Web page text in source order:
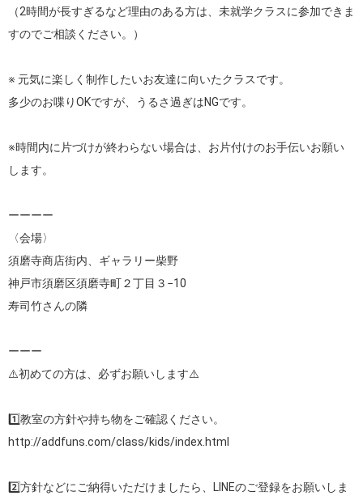
（2時間が長すぎるなど理由のある方は、未就学クラスに参加できま
すのでご相談ください。）
※ 元気に楽しく制作したいお友達に向いたクラスです。
多少のお喋りOKですが、うるさ過ぎはNGです。
※時間内に片づけが終わらない場合は、お片付けのお手伝いお願い
します。
ーーーー
〈会場〉
須磨寺商店街内、ギャラリー柴野
神戸市須磨区須磨寺町２丁目３−10
寿司竹さんの隣
ーーー
⚠️初めての方は、必ずお願いします⚠️
http://addfuns.com/class/kids/index.html
2️⃣方針などにご納得いただけましたら、LINEのご登録をお願いしま